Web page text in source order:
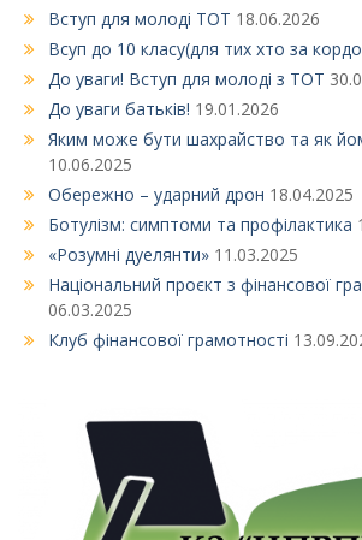
Вступ для молоді ТОТ 18.06.2026
Всуп до 10 класу(для тих хто за
До уваги! Вступ для молоді з ТОТ
До уваги батьків! 19.01.2026
Яким може бути шахрайство та як
10.06.2025
Обережно – ударний дрон 18.04.2025
Ботулізм: симптоми та профілактика
«Розумні дуелянти» 11.03.2025
Національний проєкт з фінансової
06.03.2025
Клуб фінансової грамотності